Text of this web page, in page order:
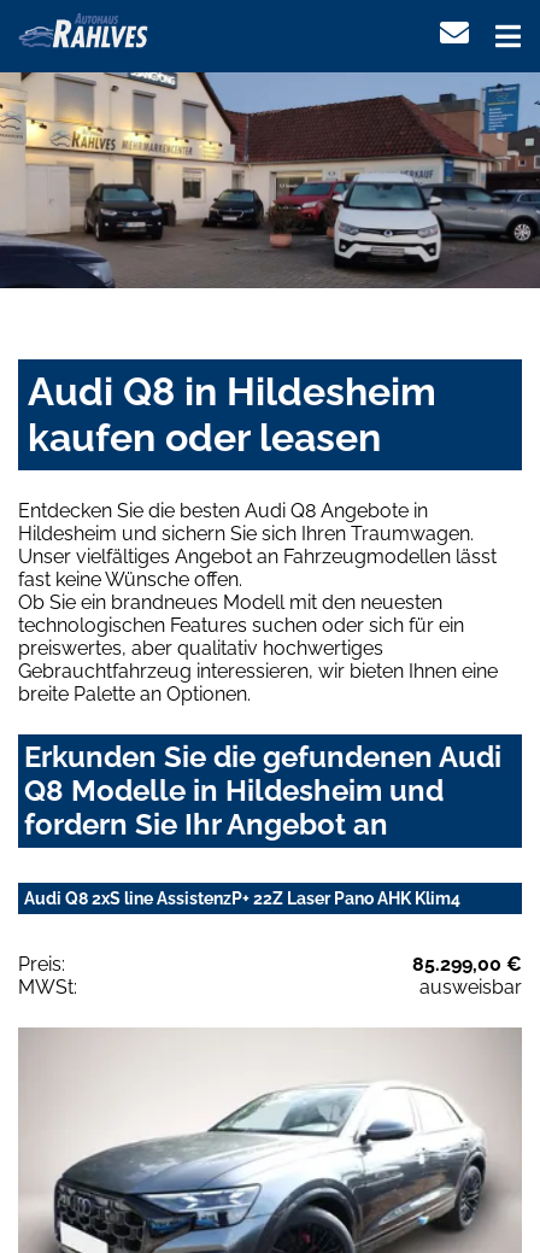
Audi Q8 in Hildesheim
kaufen oder leasen
Entdecken Sie die besten Audi Q8 Angebote in
Hildesheim und sichern Sie sich Ihren Traumwagen.
Unser vielfältiges Angebot an Fahrzeugmodellen lässt
fast keine Wünsche offen.
Ob Sie ein brandneues Modell mit den neuesten
technologischen Features suchen oder sich für ein
preiswertes, aber qualitativ hochwertiges
Gebrauchtfahrzeug interessieren, wir bieten Ihnen eine
breite Palette an Optionen.
Erkunden Sie die gefundenen Audi
Q8 Modelle in Hildesheim und
fordern Sie Ihr Angebot an
Audi Q8 2xS line AssistenzP+ 22Z Laser Pano AHK Klim4
Preis:
85.299,00 €
MWSt:
ausweisbar